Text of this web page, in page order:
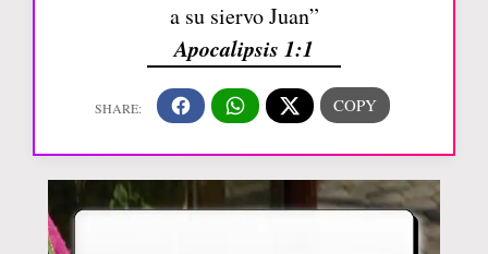
a su siervo Juan”
Apocalipsis 1:1